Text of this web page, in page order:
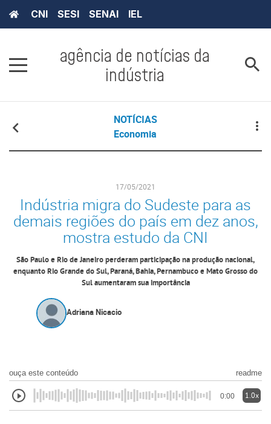
CNI SESI SENAI IEL
agência de notícias da
indústria
NOTÍCIAS
Economia
17/05/2021
Indústria migra do Sudeste para as
demais regiões do país em dez anos,
mostra estudo da CNI
São Paulo e Rio de Janeiro perderam participação na produção nacional,
enquanto Rio Grande do Sul, Paraná, Bahia, Pernambuco e Mato Grosso do
Sul aumentaram sua importância
Adriana Nicacio
ouça este conteúdo readme
0:00 1.0x